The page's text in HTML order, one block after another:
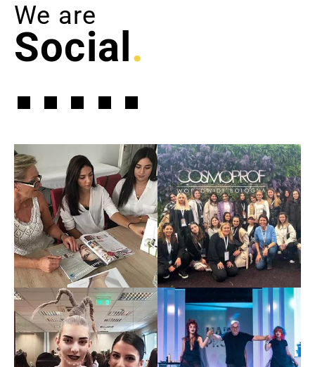
We are
Social .